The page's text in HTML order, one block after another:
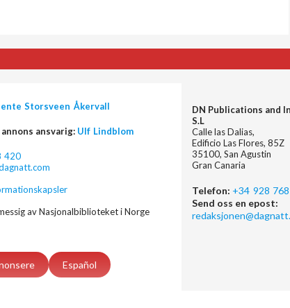
Storsveen Åkervall
ansvarig: Ulf Lindblom
420
av Nasjonalbiblioteket i Norge
Español
DN Publications and
S.L
Calle las Dalias,
Edificio Las Flores, 85Z
35100, San Agustin
Gran Canaria
Telefon: +34 928
Send oss en epost: